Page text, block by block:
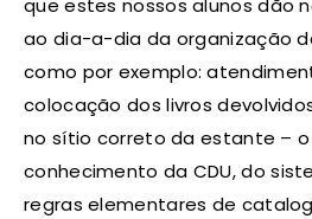
que estes nossos alunos dão
ao dia-a-dia da organização
como por exemplo:
colocação dos livros
no sítio correto da estante –
conhecimento da CDU, do
regras elementares de